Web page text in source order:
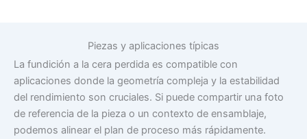
Piezas y aplicaciones típicas
La fundición a la cera perdida es compatible con
aplicaciones donde la geometría compleja y la estabilidad
del rendimiento son cruciales. Si puede compartir una foto
de referencia de la pieza o un contexto de ensamblaje,
podemos alinear el plan de proceso más rápidamente.
Korean
Portuguese
Russian